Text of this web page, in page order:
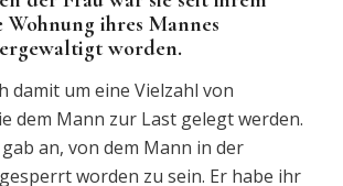
ihres Mannes
worden.
damit um eine Vielzahl von
dem Mann zur Last gelegt werden.
an, von dem Mann in der
worden zu sein. Er habe ihr